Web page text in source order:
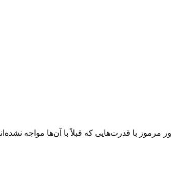
با قدرت‌هایی که قبلاً با آن‌ها مواجه